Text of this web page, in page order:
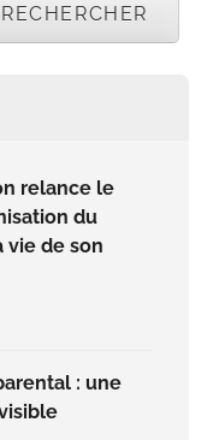
RECHERCHER
relance le
du
vie de son
: une